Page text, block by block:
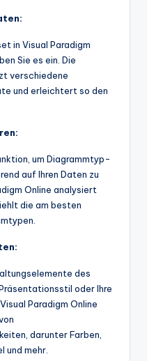
in Visual Paradigm
Sie es ein. Die
verschiedene
und erleichtert so den
um Diagrammtyp-
auf Ihren Daten zu
Online analysiert
die am besten
des
oder Ihre
Paradigm Online
darunter Farben,
und mehr.